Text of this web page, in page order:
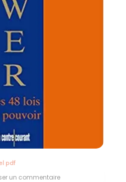
pdf
un commentaireon